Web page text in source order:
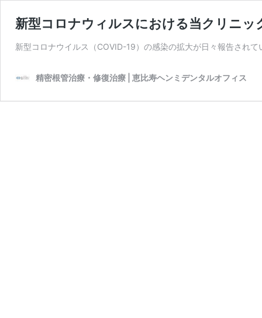
新型コロナウィルスにおける当クリニッ
新型コロナウイルス（COVID-19）の感染の拡大が日々報告され
精密根管治療・修復治療 | 恵比寿ヘンミデンタルオフィス